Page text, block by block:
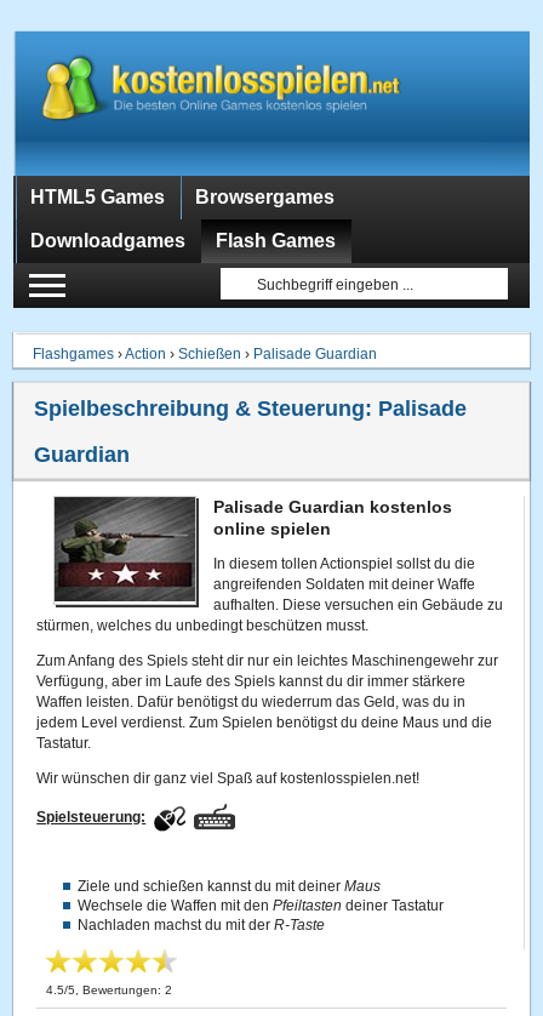
HTML5 Games Browsergames
Downloadgames Flash Games
Flashgames ›Action ›Schießen › Palisade Guardian
Spielbeschreibung & Steuerung: Palisade
Guardian
Palisade Guardian kostenlos
online spielen
In diesem tollen Actionspiel sollst du die
angreifenden Soldaten mit deiner Waffe
aufhalten. Diese versuchen ein Gebäude zu
stürmen, welches du unbedingt beschützen musst.
Zum Anfang des Spiels steht dir nur ein leichtes Maschinengewehr zur
Verfügung, aber im Laufe des Spiels kannst du dir immer stärkere
Waffen leisten. Dafür benötigst du wiederrum das Geld, was du in
jedem Level verdienst. Zum Spielen benötigst du deine Maus und die
Tastatur.
Wir wünschen dir ganz viel Spaß auf kostenlosspielen.net!
Spielsteuerung:
Ziele und schießen kannst du mit deinerMaus
Wechsele die Waffen mit denPfeiltasten deiner Tastatur
Nachladen machst du mit derR-Taste
4.5/5 , Bewertungen:2